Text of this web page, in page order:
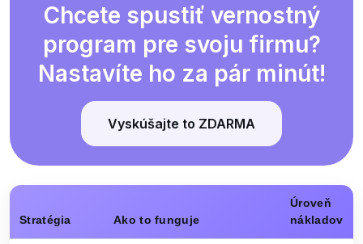
Chcete spustiť vernostný
program pre svoju firmu?
Nastavíte ho za pár minút!
Vyskúšajte to ZDARMA
Stratégia Ako to funguje
Úroveň
nákladov